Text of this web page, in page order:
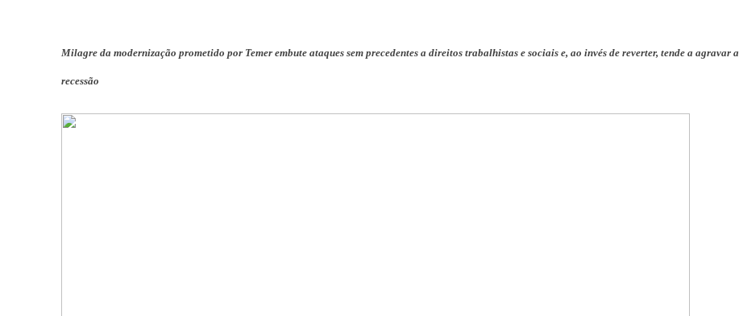
Milagre da modernização prometido por Temer embute ataques sem precedentes a direitos trabalhistas e sociais e, ao invés de reverter, tende a agravar a
recessão